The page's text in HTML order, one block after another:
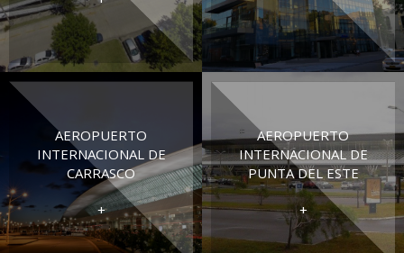
AEROPUERTO
INTERNACIONAL DE
CARRASCO
+
AEROPUERTO
INTERNACIONAL DE
PUNTA DEL ESTE
+